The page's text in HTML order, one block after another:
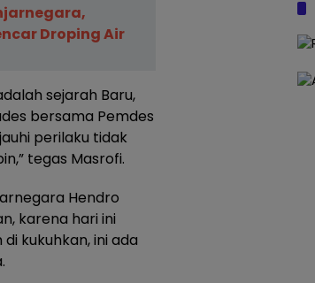
Droping Air
sejarah Baru,
bersama Pemdes
perilaku tidak
tegas Masrofi.
Hendro
karena hari ini
kukuhkan, ini ada